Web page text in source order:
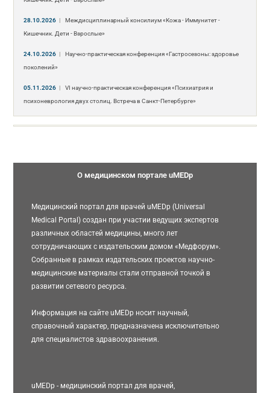
28.10.2026 |
Междисциплинарный консилиум «Кожа - Иммунитет -
Кишечник. Дети - Взрослые»
24.10.2026 |
Научно-практическая конференция «Гастросезоны: здоровье
поколений»
05.11.2026 |
VI научно-практическая конференция «Психиатрия и
психоневрология двух столиц. Встреча в Санкт-Петербурге»
О медицинском портале uMEDp
Медицинский портал для врачей uMEDp (Universal
Medical Portal) создан при участии ведущих экспертов
различных областей медицины, много лет
сотрудничающих с издательским домом «Медфорум».
Собранные в рамках издательских проектов научно-
медицинские материалы стали отправной точкой в
развитии сетевого ресурса.
Информация на сайте uMEDp носит научный,
справочный характер, предназначена исключительно
для специалистов здравоохранения.
uMEDp - медицинский портал для врачей,